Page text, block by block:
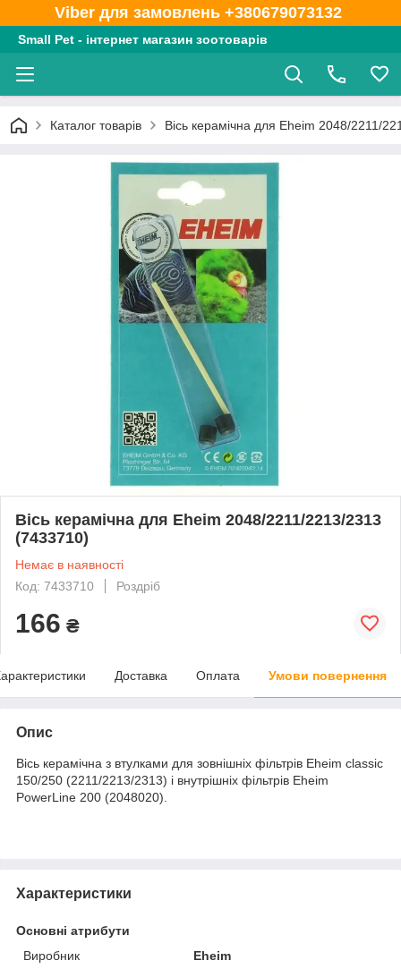
Viber для замовлень +380679073132
Small Pet - інтернет магазин зоотоварів
Каталог товарів Вісь керамічна для Eheim 2048/2211/
Вісь керамічна для Eheim 2048/2211/2213/2313
(7433710)
Немає в наявності
Код: 7433710
Роздріб
166 ₴
Доставка Оплата Умови повернення
Опис
Вісь керамічна з втулками для зовнішніх фільтрів Eheim classic
150/250 (2211/2213/2313) і внутрішніх фільтрів Eheim
PowerLine 200 (2048020).
Характеристики
Основні атрибути
Виробник
Eheim